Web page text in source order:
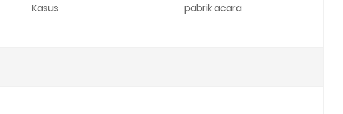
Kasus
pabrik acara